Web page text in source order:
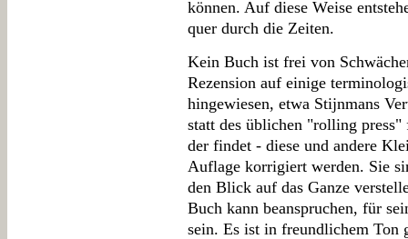
können. Auf diese Weise
quer durch die Zeiten.
Kein Buch ist frei von
Rezension auf einige
hingewiesen, etwa Stijnmans
statt des üblichen "rolling press"
der findet - diese und andere
Auflage korrigiert werden. Sie
den Blick auf das Ganze
Buch kann beanspruchen, für
sein. Es ist in freundlichem Ton